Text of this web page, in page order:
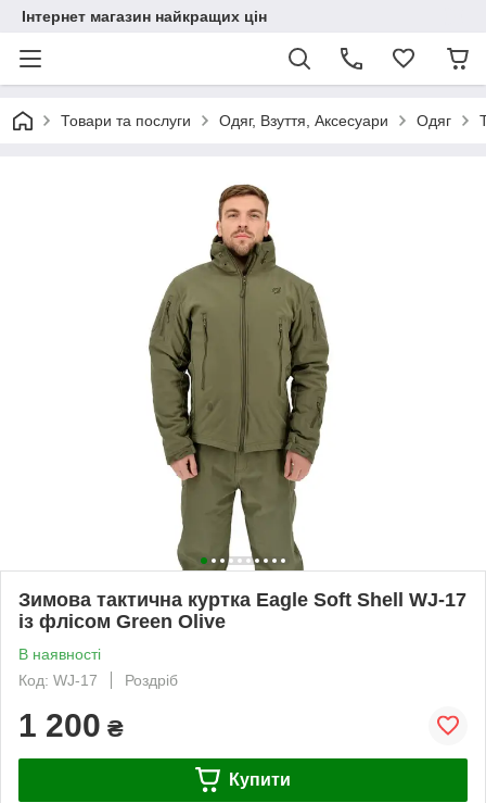
Інтернет магазин найкращих цін
Товари та послуги Одяг, Взуття, Аксесуари Одяг
Зимова тактична куртка Eagle Soft Shell WJ-17
із флісом Green Olive
В наявності
Код: WJ-17
Роздріб
1 200 ₴
Купити